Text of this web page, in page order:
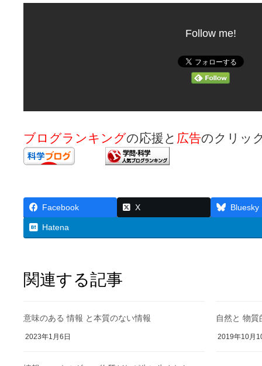
Follow me!
ブログランキングの応援と 広告のクリッ
Facebook X Bluesky
Hatena
関連する記事
意味のある 情報 と本質のない情報
2023年1月6日
自然と 物
2019年10月